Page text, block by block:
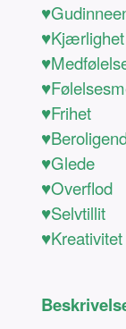
♥Kjærlighet
♥Frihet
♥Glede
♥Overflod
♥Selvtillit
♥Kreativitet